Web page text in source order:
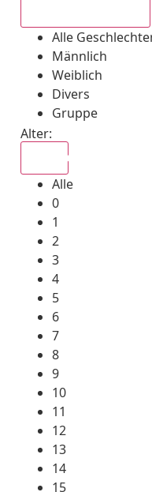
Alle
Männlich
Weiblich
Divers
Gruppe
Alter:
Alle
0
1
2
3
4
5
6
7
8
9
10
11
12
13
14
15